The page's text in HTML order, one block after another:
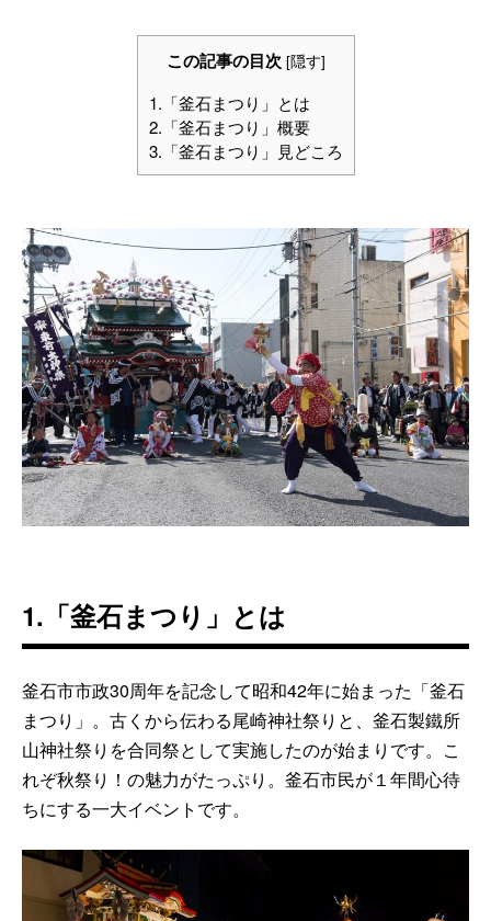
この記事の目次 [隠す]
1.「釜石まつり」とは
2.「釜石まつり」概要
3.「釜石まつり」見どころ
1.「釜石まつり」とは
釜石市市政30周年を記念して昭和42年に始まった「釜石
まつり」。古くから伝わる尾崎神社祭りと、釜石製鐵所
山神社祭りを合同祭として実施したのが始まりです。こ
れぞ秋祭り！の魅力がたっぷり。釜石市民が１年間心待
ちにする一大イベントです。